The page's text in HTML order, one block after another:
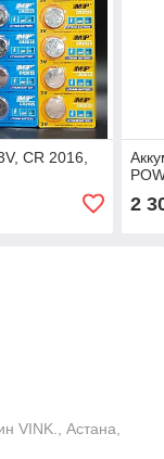
CR 2016,
2
VINK., Астана,